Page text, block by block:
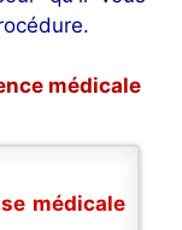
médicale
médicale